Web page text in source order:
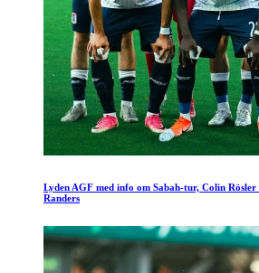
Lyden AGF med info om Sabah-tur, Colin
Randers